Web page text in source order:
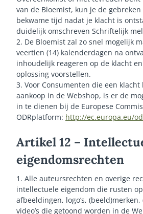
van de Bloemist, kun je de
bekwame tijd nadat je klacht is
duidelijk omschreven Schriftelijk
2. De Bloemist zal zo snel mogelijk
veertien (14) kalenderdagen na
inhoudelijk reageren op de klacht
oplossing voorstellen.
3. Voor Consumenten die een
aankoop in de Webshop, is er de
in te dienen bij de Europese
ODRplatform: http://ec.europa.eu/
Artikel 12 –
eigendomsrechten
1. Alle auteursrechten en overige
intellectuele eigendom die rusten
afbeeldingen, logo’s,
video’s die getoond worden in de